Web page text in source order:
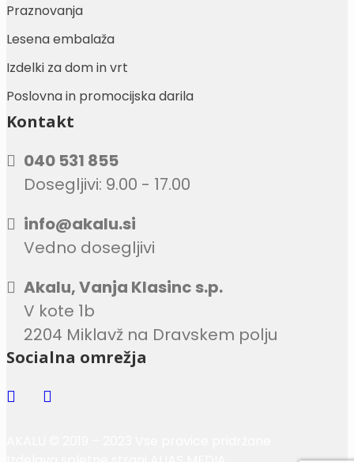
Praznovanja
Lesena embalaža
Izdelki za dom in vrt
Poslovna in promocijska darila
Kontakt
040 531 855
Dosegljivi: 9.00 - 17.00
info@akalu.si
Vedno dosegljivi
Akalu, Vanja Klasinc s.p.
V kote 1b
2204 Miklavž na Dravskem polju
Socialna omrežja